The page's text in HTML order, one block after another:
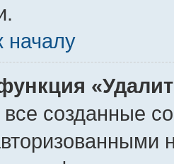
началу
созданные